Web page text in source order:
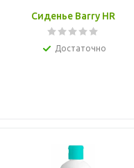
Сиденье Barry HR
Достаточно